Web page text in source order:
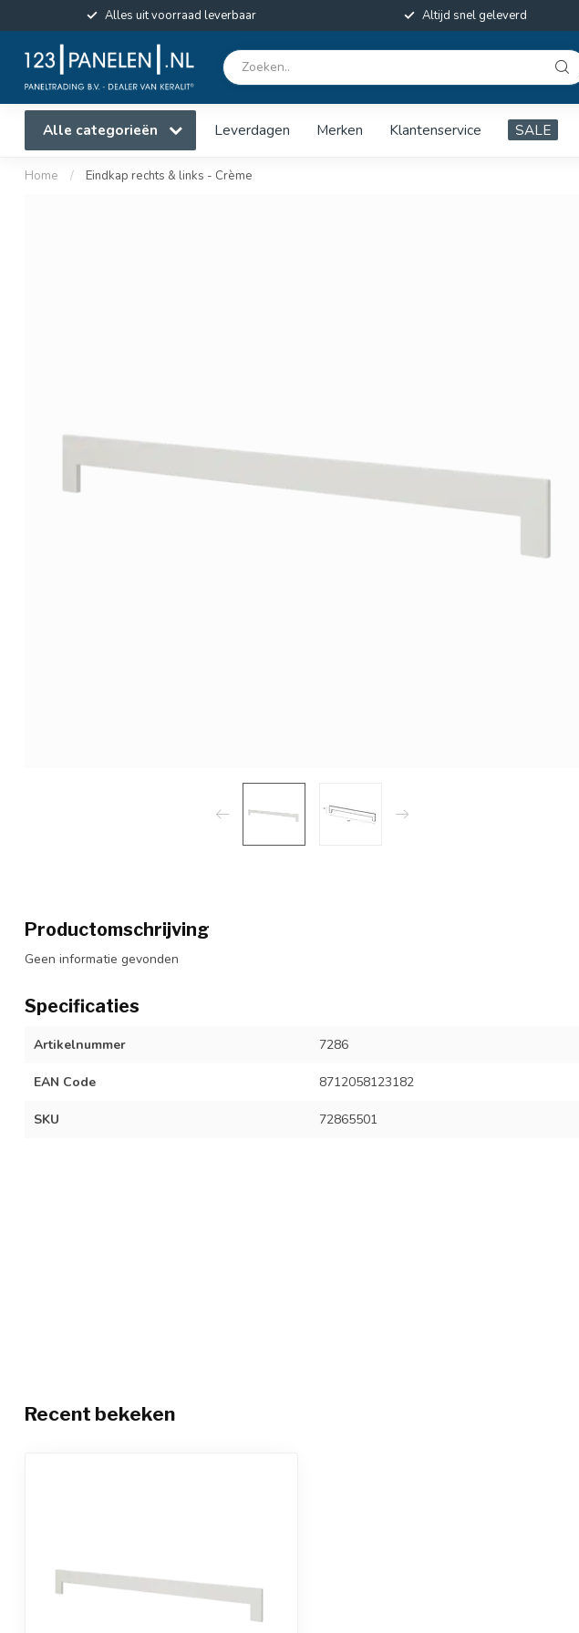
Alles uit voorraad leverbaar Altijd snel geleverd
Alle categorieën Leverdagen Merken Klantenservice SALE
Home / Eindkap rechts & links - Crème
Productomschrijving
Geen informatie gevonden
Specificaties
Artikelnummer 7286
EAN Code 8712058123182
SKU 72865501
Recent bekeken